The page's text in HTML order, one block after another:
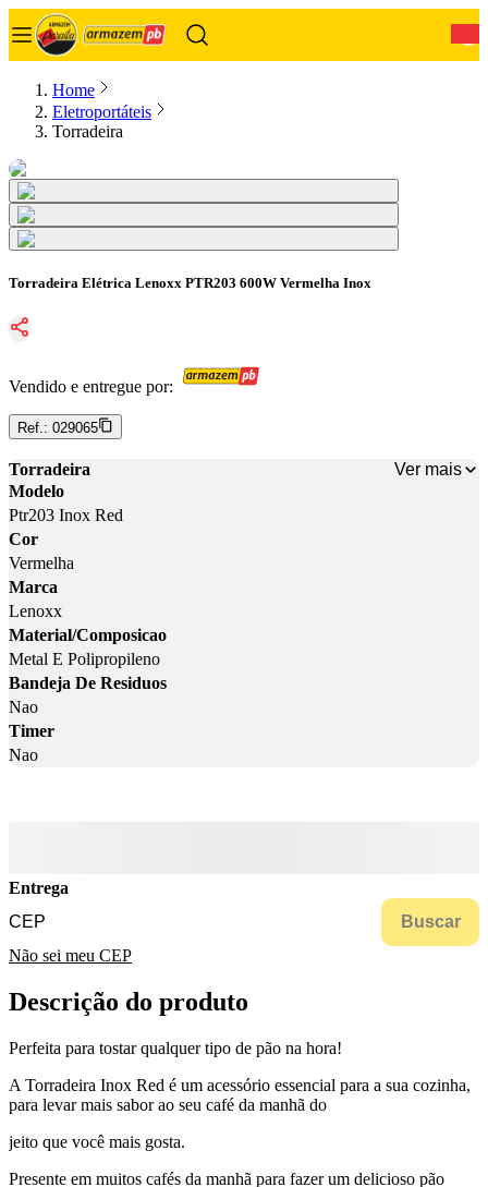
Home
Eletroportáteis
Torradeira
Torradeira Elétrica Lenoxx PTR203 600W Vermelha Inox
Vendido e entregue por:
Ref.: 029065
Torradeira
Ver mais
Modelo
Ptr203 Inox Red
Cor
Vermelha
Marca
Lenoxx
Material/Composicao
Metal E Polipropileno
Bandeja De Residuos
Nao
Timer
Nao
Entrega
Buscar
Não sei meu CEP
Descrição do produto
Perfeita para tostar qualquer tipo de pão na hora!
A Torradeira Inox Red é um acessório essencial para a sua cozinha,
para levar mais sabor ao seu café da manhã do
jeito que você mais gosta.
Presente em muitos cafés da manhã para fazer um delicioso pão